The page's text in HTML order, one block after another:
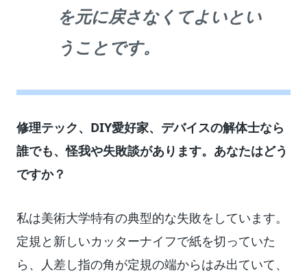
を元に戻さなくてよいとい
うことです。
修理テック、DIY愛好家、デバイスの解体士なら
誰でも、怪我や失敗談があります。あなたはどう
ですか？
私は美術大学特有の典型的な失敗をしています。
定規と新しいカッターナイフで紙を切っていた
ら、人差し指の角が定規の端からはみ出ていて、